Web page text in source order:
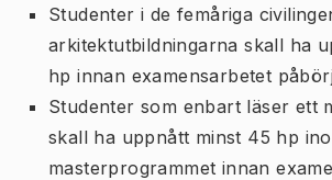
Studenter i de femåriga
arkitektutbildningarna skall ha
hp innan examensarbetet
Studenter som enbart läser ett
skall ha uppnått minst 45 hp
masterprogrammet innan